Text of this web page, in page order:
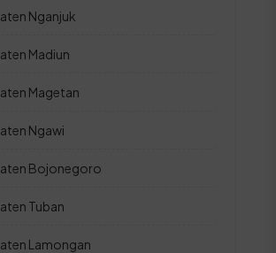
Nganjuk
Madiun
Magetan
Ngawi
Bojonegoro
Tuban
Lamongan